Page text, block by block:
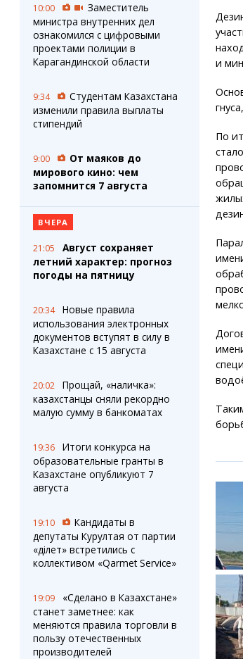
10:00
Заместитель
министра внутренних дел
ознакомился с цифровыми
проектами полиции в
Карагандинской области
9:34
Студентам Казахстана
изменили правила выплаты
стипендий
9:00
От маяков до
мирового кино: чем
запомнится 7 августа
ВЧЕРА
21:05
Август сохраняет
летний характер: прогноз
погоды на пятницу
20:34
Новые правила
использования электронных
документов вступят в силу в
Казахстане с 15 августа
20:02
Прощай, «наличка»:
казахстанцы сняли рекордно
малую сумму в банкоматах
19:36
Итоги конкурса на
образовательные гранты в
Казахстане опубликуют 7
августа
19:10
Кандидаты в
депутаты Курултая от партии
«Әділет» встретились с
коллективом «Qarmet Service»
19:09
«Сделано в Казахстане»
станет заметнее: как
меняются правила торговли в
пользу отечественных
производителей
и
По